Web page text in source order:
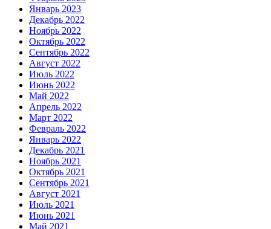
Январь 2023
Декабрь 2022
Ноябрь 2022
Октябрь 2022
Сентябрь 2022
Август 2022
Июль 2022
Июнь 2022
Май 2022
Апрель 2022
Март 2022
Февраль 2022
Январь 2022
Декабрь 2021
Ноябрь 2021
Октябрь 2021
Сентябрь 2021
Август 2021
Июль 2021
Июнь 2021
Май 2021